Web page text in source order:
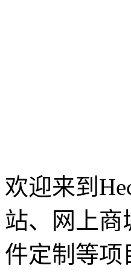
欢迎来到
站、网上
件定制等项